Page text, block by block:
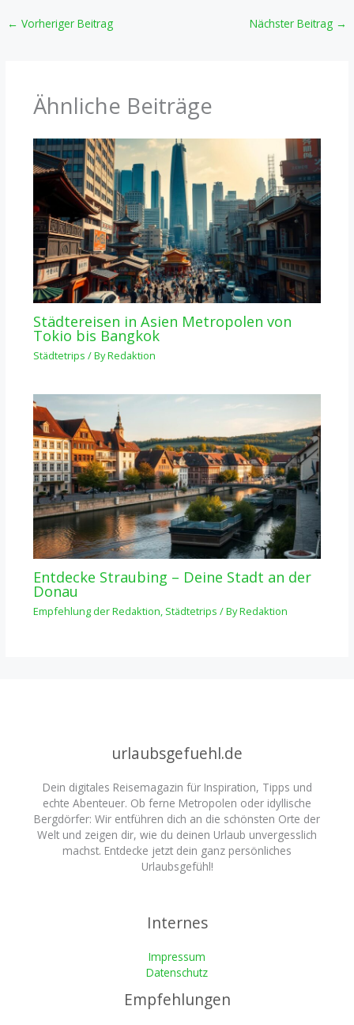
← Vorheriger Beitrag Nächster Beitrag →
Ähnliche Beiträge
Städtereisen in Asien Metropolen von
Tokio bis Bangkok
Städtetrips / ByRedaktion
Entdecke Straubing – Deine Stadt an der
Donau
Empfehlung der Redaktion, Städtetrips / ByRedaktion
urlaubsgefuehl.de
Dein digitales Reisemagazin für Inspiration, Tipps und
echte Abenteuer. Ob ferne Metropolen oder idyllische
Bergdörfer: Wir entführen dich an die schönsten Orte der
Welt und zeigen dir, wie du deinen Urlaub unvergesslich
machst. Entdecke jetzt dein ganz persönliches
Urlaubsgefühl!
Internes
Impressum
Datenschutz
Empfehlungen